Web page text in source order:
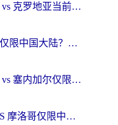
在国外看世界杯英格兰 vs 克罗地亚当前地区不可播放？这篇指南帮你搞定所有海外观赛难题
在海外看央视频世界杯仅限中国大陆？这篇指南帮你解锁中文解说+无卡顿直播
在海外看世界杯比利时 vs 塞内加尔仅限中国大陆？我找到了最流畅的中文解说之路
在国外看世界杯法国 VS 摩洛哥仅限中国大陆？海外党这样看中文解说赛事不卡顿